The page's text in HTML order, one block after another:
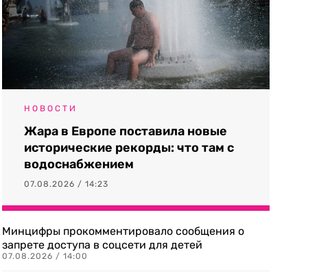
НОВОСТИ
Жара в Европе поставила новые
исторические рекорды: что там с
водоснабжением
07.08.2026 / 14:23
Минцифры прокомментировало сообщения о
запрете доступа в соцсети для детей
07.08.2026 / 14:00